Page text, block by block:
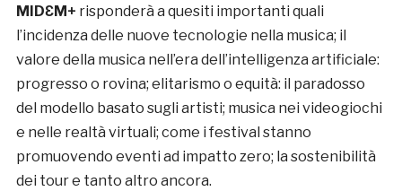
MIDƐM+ risponderà a quesiti importanti quali
l’incidenza delle nuove tecnologie nella musica; il
valore della musica nell’era dell’intelligenza artificiale:
progresso o rovina; elitarismo o equità: il paradosso
del modello basato sugli artisti; musica nei videogiochi
e nelle realtà virtuali; come i festival stanno
promuovendo eventi ad impatto zero; la sostenibilità
dei tour e tanto altro ancora.